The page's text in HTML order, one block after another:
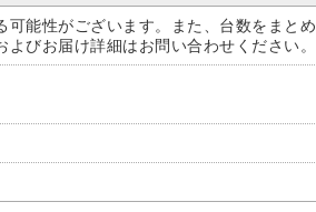
能性がございます。また、台数をまと
びお届け詳細はお問い合わせください。